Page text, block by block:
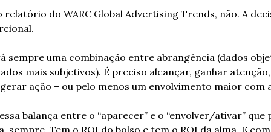
relatório do WARC Global Advertising Trends, não. A
sempre uma combinação entre abrangência (dados
mais subjetivos). É preciso alcançar, ganhar
ação – ou pelo menos um envolvimento maior com
balança entre o “aparecer” e o “envolver/ativar” que
sempre. Tem o ROI do bolso e tem o ROI da alma. E